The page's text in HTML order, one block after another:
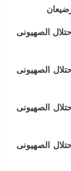
الصهيونى
الصهيونى
الصهيونى
الصهيونى